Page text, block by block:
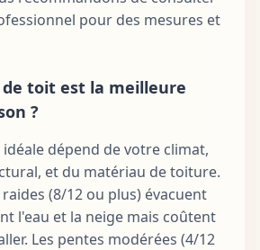
pour des mesures et
toit est la meilleure
?
dépend de votre climat,
et du matériau de toiture.
(8/12 ou plus) évacuent
l'eau et la neige mais coûtent
Les pentes modérées (4/12